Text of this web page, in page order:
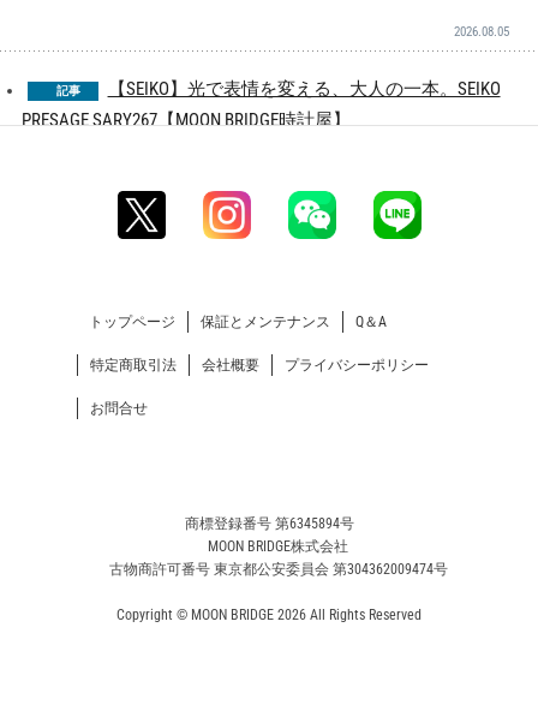
2026.08.05
記事
【SEIKO】光で表情を変える、大人の一本。SEIKO
PRESAGE SARY267【MOON BRIDGE時計屋】
【人気につき再入荷！】『頭文字D』30周年記念コラボ
記事
【7月スタート！】毎日着けたくなる相棒「SEIKO 5
Sports SBSA291 / SBSA293」【MOON BRIDGE時計屋】
Series」が早くも入荷！【MOON BRIDGE時計屋】
トップページ 保証とメンテナンス Q＆A
特定商取引法 会社概要 プライバシーポリシー
お問合せ
商標登録番号 第6345894号
MOON BRIDGE株式会社
古物商許可番号 東京都公安委員会 第304362009474号
Copyright © MOON BRIDGE 2026 All Rights Reserved